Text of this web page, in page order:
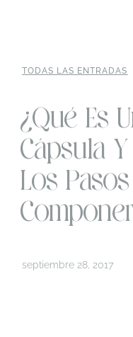
TODAS LAS ENTRADAS
¿Qué Es
Cápsula
Los
septiembre 28, 2017